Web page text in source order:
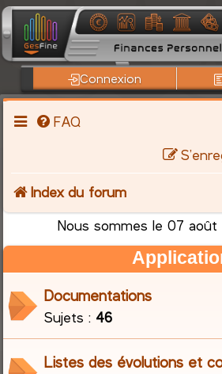
Connexion
FAQ
Index du forum
Nous sommes le 07 août
Documentations
Sujets : 46
Listes des évolutions et